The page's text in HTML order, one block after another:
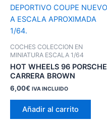
COCHES COLECCION EN
MINIATURA ESCALA 1/64
HOT WHEELS 96 PORSCHE
CARRERA BROWN
6,00€ IVA INCLUIDO
Añadir al carrito